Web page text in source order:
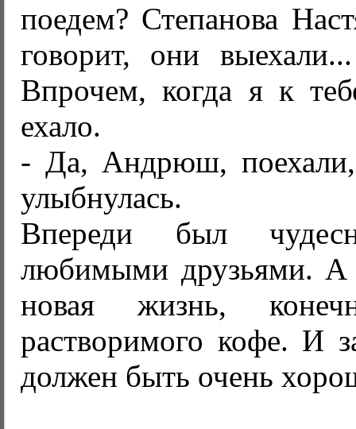
поедем? Степанова
говорит, они
Впрочем, когда я к
ехало.
- Да, Андрюш,
улыбнулась.
Впереди был
любимыми друзьями. А
новая жизнь,
растворимого кофе. И
должен быть очень